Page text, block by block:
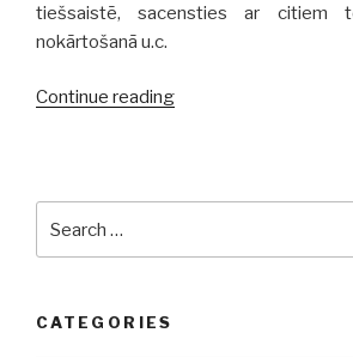
tiešsaistē, sacensties ar citiem
nokārtošanā u.c.
Continue reading
CATEGORIES